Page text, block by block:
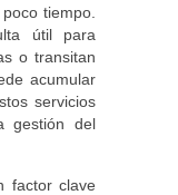
tiempo.
útil para
o transitan
acumular
servicios
gestión del
factor clave